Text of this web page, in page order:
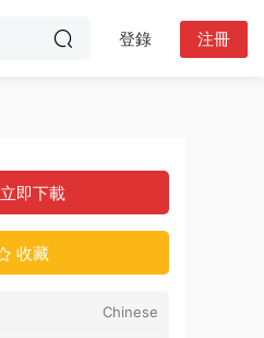
登錄 注冊
立即下載
收藏
Chinese